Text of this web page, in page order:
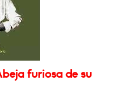
furiosa de su